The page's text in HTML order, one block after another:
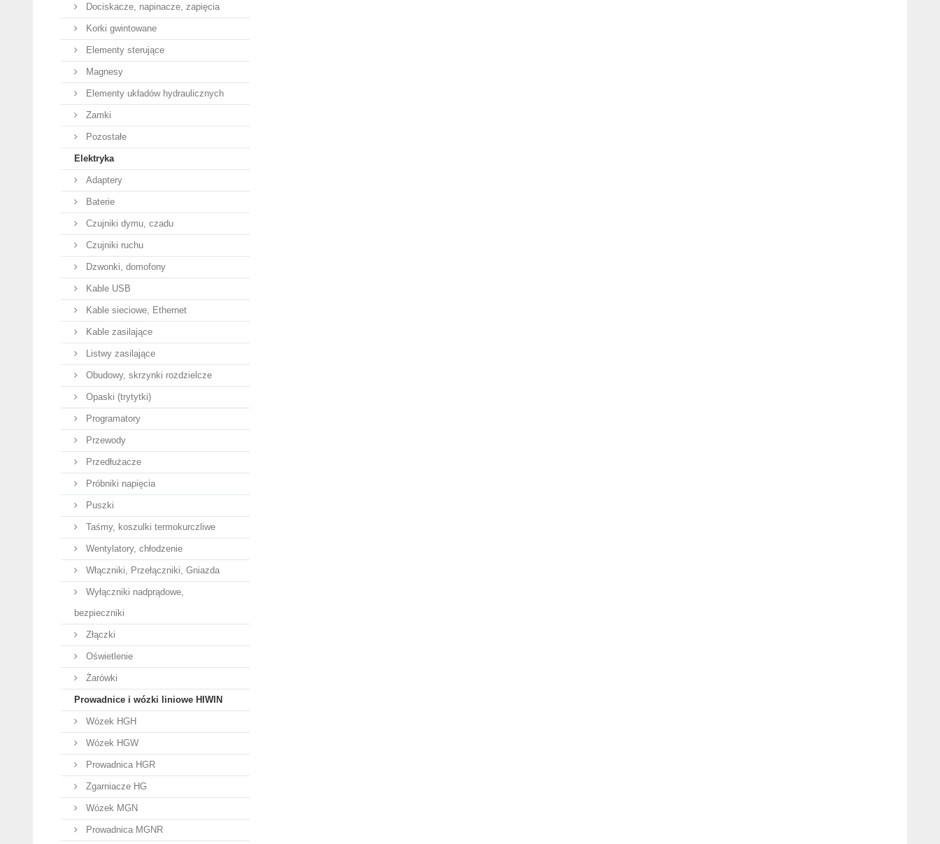
Dociskacze, napinacze, zapięcia
Korki gwintowane
Elementy sterujące
Magnesy
Elementy układów hydraulicznych
Zamki
Pozostałe
Elektryka
Adaptery
Baterie
Czujniki dymu, czadu
Czujniki ruchu
Dzwonki, domofony
Kable USB
Kable sieciowe, Ethernet
Kable zasilające
Listwy zasilające
Obudowy, skrzynki rozdzielcze
Opaski (trytytki)
Programatory
Przewody
Przedłużacze
Próbniki napięcia
Puszki
Taśmy, koszulki termokurczliwe
Wentylatory, chłodzenie
Włączniki, Przełączniki, Gniazda
Wyłączniki nadprądowe,
bezpieczniki
Złączki
Oświetlenie
Żarówki
Prowadnice i wózki liniowe HIWIN
Wózek HGH
Wózek HGW
Prowadnica HGR
Zgarniacze HG
Wózek MGN
Prowadnica MGNR